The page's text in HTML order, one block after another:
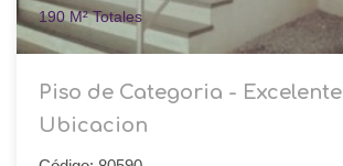
190 M² Totales
Piso de Categoria - Excelente
Ubicacion